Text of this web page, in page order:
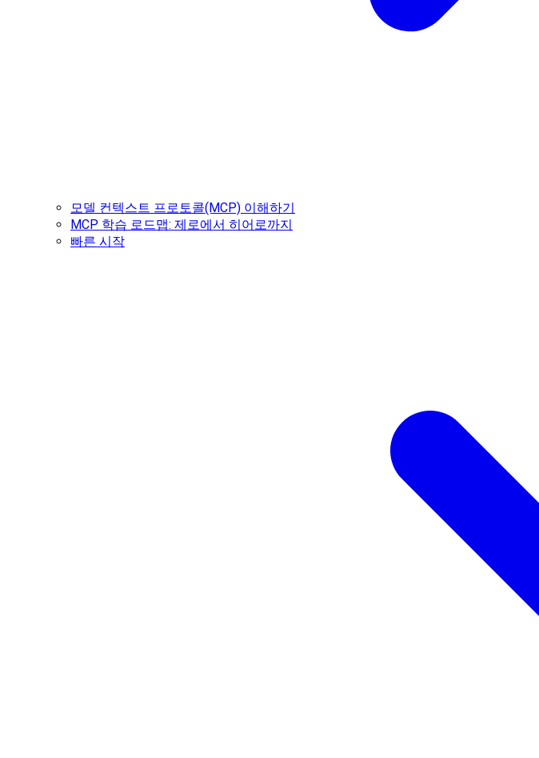
모델 컨텍스트 프로토콜(MCP) 이해하기
MCP 학습 로드맵: 제로에서 히어로까지
빠른 시작